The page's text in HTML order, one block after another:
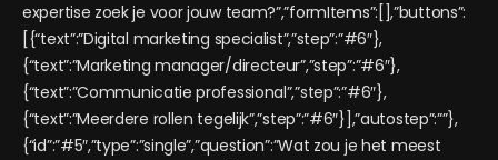
expertise zoek je voor jouw team?”,”formItems”:[],”buttons”:
[{“text”:”Digital marketing specialist”,”step”:”#6″},
{“text”:”Marketing manager/directeur”,”step”:”#6″},
{“text”:”Communicatie professional”,”step”:”#6″},
{“text”:”Meerdere rollen tegelijk”,”step”:”#6″}],”autostep”:””},
{“id”:”#5″,”type”:”single”,”question”:”Wat zou je het meest